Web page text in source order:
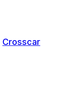
Crosscar